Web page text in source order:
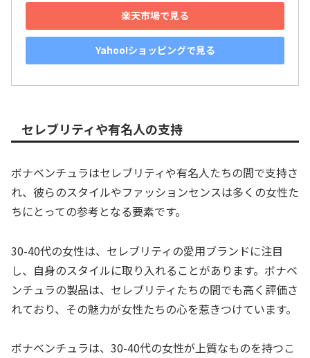
楽天市場で見る
Yahoo!ショッピングで見る
セレブリティや有名人の支持
ボナベンチュラはセレブリティや有名人たちの間で支持さ
れ、彼らのスタイルやファッションセンスは多くの女性た
ちにとっての参考となる要素です。
30-40代の女性は、セレブリティの愛用ブランドに注目
し、自身のスタイルに取り入れることがあります。ボナベ
ンチュラの製品は、セレブリティたちの間でも高く評価さ
れており、その魅力が女性たちの心を惹きつけています。
ボナベンチュラは、30-40代の女性が上質なものを持つこ